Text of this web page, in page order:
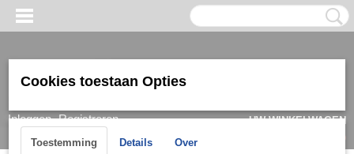
Inloggen Registreren
UW WINKELWAGEN
(0)
Cookies toestaan Opties
Toestemming Details Over